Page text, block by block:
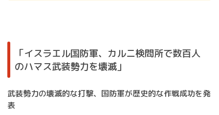
「イスラエル国防軍、カルニ検問所で数百人
のハマス武装勢力を壊滅」
武装勢力の壊滅的な打撃、国防軍が歴史的な作戦成功を発
表